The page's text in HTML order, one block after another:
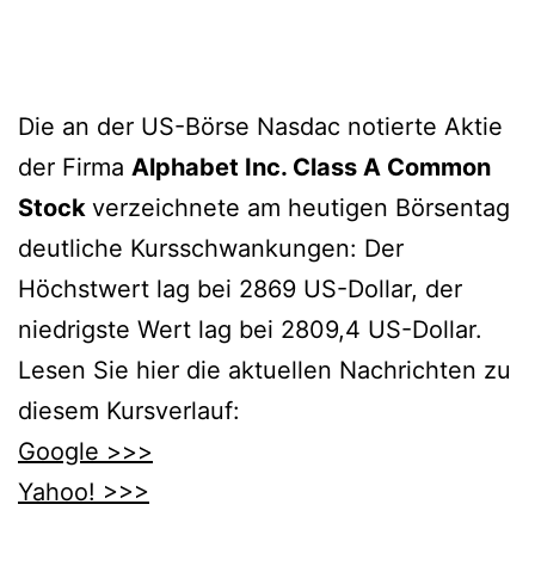
Die an der US-Börse Nasdac notierte Aktie
der Firma Alphabet Inc. Class A Common
Stock verzeichnete am heutigen Börsentag
deutliche Kursschwankungen: Der
Höchstwert lag bei 2869 US-Dollar, der
niedrigste Wert lag bei 2809,4 US-Dollar.
Lesen Sie hier die aktuellen Nachrichten zu
diesem Kursverlauf:
Google >>>
Yahoo! >>>